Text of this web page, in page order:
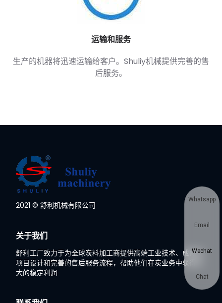
运输和服务
生产的机器将迅速运输给客户。Shuliy机械提供完善的售
后服务。
2021 © 舒利机械有限公司
关于我们
舒利工厂致力于为全球炭料加工商提供高端工业技术、成熟的
项目设计和完善的售后服务流程，帮助他们在炭业务中获得巨
大的稳定利润
Whatsapp
Email
Wechat
Chat